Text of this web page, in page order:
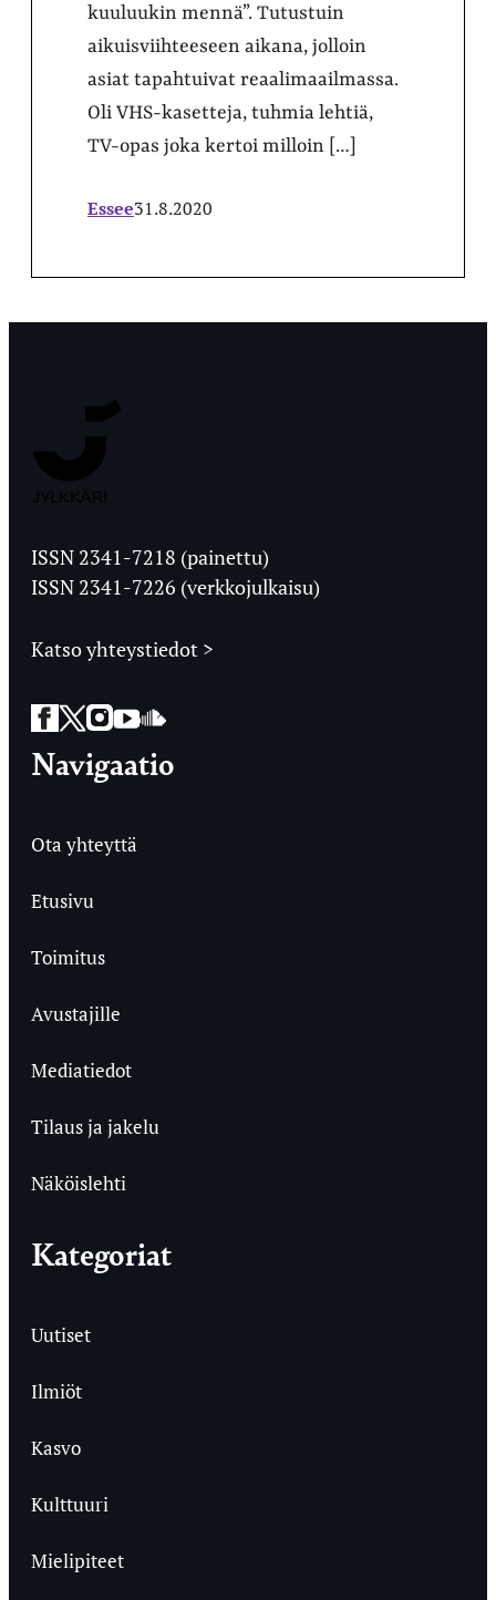
kuuluukin mennä”. Tutustuin
aikuisviihteeseen aikana, jolloin
asiat tapahtuivat reaalimaailmassa.
Oli VHS-kasetteja, tuhmia lehtiä,
TV-opas joka kertoi milloin […]
Essee31.8.2020
Ylioppilaslehti
ISSN 2341-7218 (painettu)
ISSN 2341-7226 (verkkojulkaisu)
Katso yhteystiedot >
Facebook
Twitter
Instagram
YouTube
SoundCloud
Navigaatio
Ota yhteyttä
Etusivu
Toimitus
Avustajille
Mediatiedot
Tilaus ja jakelu
Näköislehti
Kategoriat
Uutiset
Ilmiöt
Kasvo
Kulttuuri
Mielipiteet